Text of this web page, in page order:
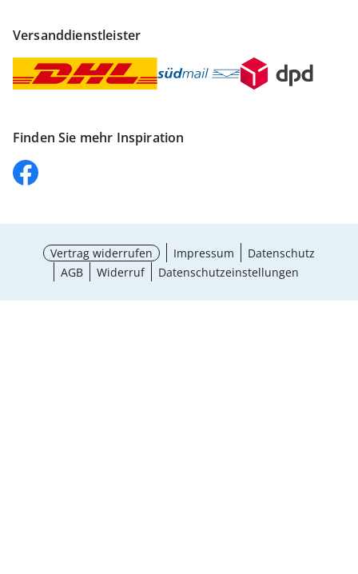
Versanddienstleister
Finden Sie mehr Inspiration
Vertrag widerrufen Impressum
Datenschutz
AGB
Widerruf Datenschutzeinstellungen